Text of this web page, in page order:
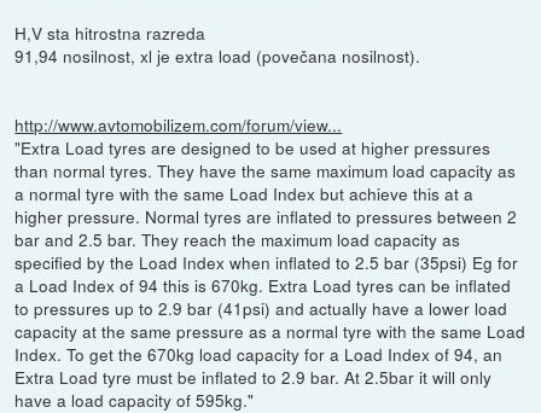
H,V sta hitrostna razreda
91,94 nosilnost, xl je extra load (povečana nosilnost).
http://www.avtomobilizem.com/forum/view...
"Extra Load tyres are designed to be used at higher pressures
than normal tyres. They have the same maximum load capacity as
a normal tyre with the same Load Index but achieve this at a
higher pressure. Normal tyres are inflated to pressures between 2
bar and 2.5 bar. They reach the maximum load capacity as
specified by the Load Index when inflated to 2.5 bar (35psi) Eg for
a Load Index of 94 this is 670kg. Extra Load tyres can be inflated
to pressures up to 2.9 bar (41psi) and actually have a lower load
capacity at the same pressure as a normal tyre with the same Load
Index. To get the 670kg load capacity for a Load Index of 94, an
Extra Load tyre must be inflated to 2.9 bar. At 2.5bar it will only
have a load capacity of 595kg."